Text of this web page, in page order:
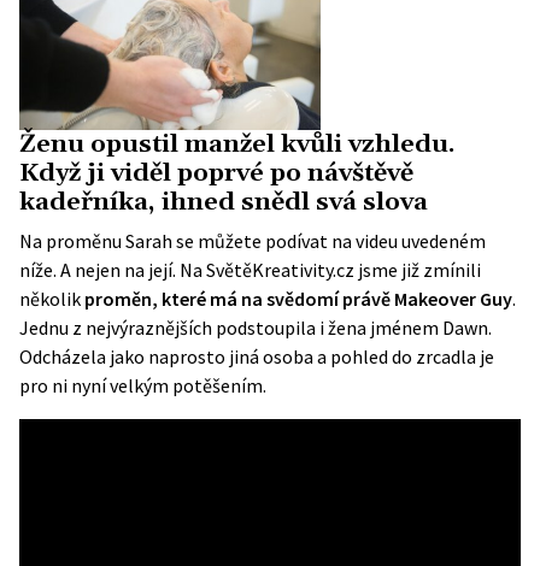
Ženu opustil manžel kvůli vzhledu.
Když ji viděl poprvé po návštěvě
kadeřníka, ihned snědl svá slova
Na proměnu Sarah se můžete podívat na videu uvedeném
níže. A nejen na její. Na SvětěKreativity.cz jsme již zmínili
několik proměn, které má na svědomí právě Makeover Guy.
Jednu z nejvýraznějších podstoupila i žena jménem Dawn.
Odcházela jako naprosto jiná osoba a pohled do zrcadla je
pro ni nyní velkým potěšením.